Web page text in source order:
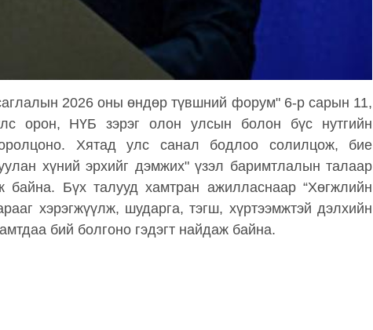
2026 оны өндөр түвшний форум" 6-р сарын 11,
орон, НҮБ зэрэг олон улсын болон бүс нутгийн
Хятад улс санал бодлоо солилцож, бие
хүний ​​эрхийг дэмжих" үзэл баримтлалын талаар
байна. Бүх талууд хамтран ажилласнаар “Хөгжлийн
хэрэгжүүлж, шударга, тэгш, хүртээмжтэй дэлхийн
бий болгоно гэдэгт найдаж байна.